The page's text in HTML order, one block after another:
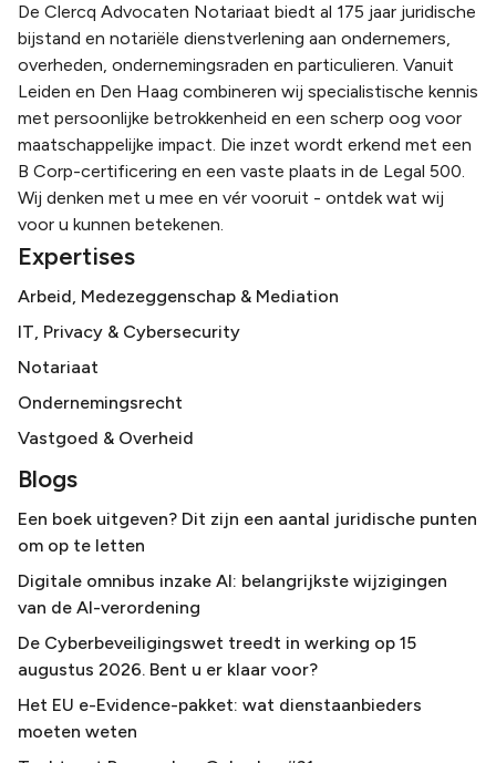
De Clercq Advocaten Notariaat biedt al 175 jaar juridische
bijstand en notariële dienstverlening aan ondernemers,
overheden, ondernemingsraden en particulieren. Vanuit
Leiden en Den Haag combineren wij specialistische kennis
met persoonlijke betrokkenheid en een scherp oog voor
maatschappelijke impact. Die inzet wordt erkend met een
B Corp-certificering en een vaste plaats in de Legal 500.
Wij denken met u mee en vér vooruit - ontdek wat wij
voor u kunnen betekenen.
Expertises
Arbeid, Medezeggenschap & Mediation
IT, Privacy & Cybersecurity
Notariaat
Ondernemingsrecht
Vastgoed & Overheid
Blogs
Een boek uitgeven? Dit zijn een aantal juridische punten
om op te letten
Digitale omnibus inzake AI: belangrijkste wijzigingen
van de AI-verordening
De Cyberbeveiligingswet treedt in werking op 15
augustus 2026. Bent u er klaar voor?
Het EU e-Evidence-pakket: wat dienstaanbieders
moeten weten